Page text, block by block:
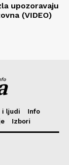
upozoravaju
(VIDEO)
i ljudi
Info
Izbori